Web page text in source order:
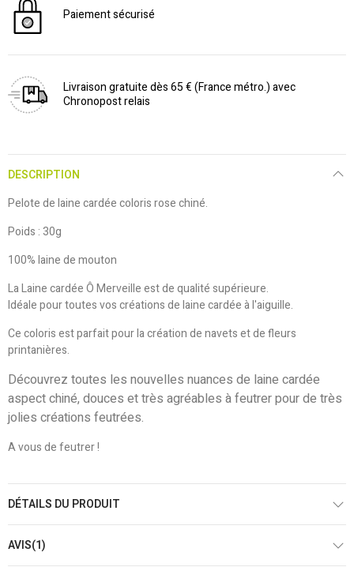
Paiement sécurisé
Livraison gratuite dès 65 € (France métro.) avec
Chronopost relais
DESCRIPTION
Pelote de laine cardée coloris rose chiné.
Poids : 30g
100% laine de mouton
La Laine cardée Ô Merveille est de qualité supérieure.
Idéale pour toutes vos créations de laine cardée à l'aiguille.
Ce coloris est parfait pour la création de navets et de fleurs
printanières.
Découvrez toutes les nouvelles nuances de laine cardée
aspect chiné, douces et très agréables à feutrer pour de très
jolies créations feutrées.
A vous de feutrer !
DÉTAILS DU PRODUIT
AVIS(1)